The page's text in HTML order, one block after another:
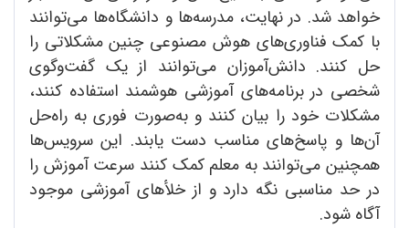
خواهد شد. در نهایت، مدرسه‌ها و دانشگاه‌ها می‌توانند
با کمک فناوری‌های هوش مصنوعی چنین مشکلاتی را
حل کنند. دانش‌آموزان می‌توانند از یک گفت‌وگوی
شخصی در برنامه‌های آموزشی هوشمند استفاده کنند،
مشکلات خود را بیان کنند و به‌صورت فوری به راه‌حل
آن‌ها و پاسخ‌های مناسب دست یابند. این سرویس‌ها
همچنین می‌توانند به معلم کمک کنند سرعت آموزش را
در حد مناسبی نگه دارد و از خلأهای آموزشی موجود
آگاه شود.